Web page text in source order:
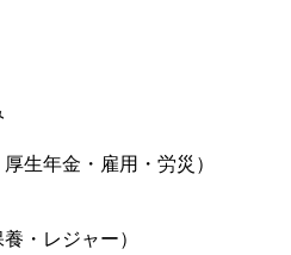
生年金・雇用・労災）
・レジャー）